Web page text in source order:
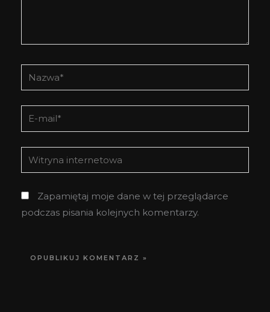
Nazwa*
E-
mail*
Witryna
internetowa
Zapamiętaj moje dane w tej przeglądarce
podczas pisania kolejnych komentarzy.